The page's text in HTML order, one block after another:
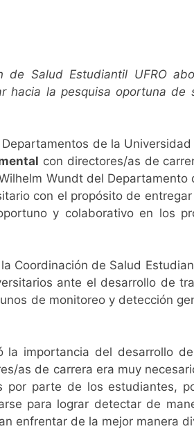
Salud Estudiantil UFRO
la pesquisa oportuna de
de la
con directores/as de
Wundt del
con el propósito de
y colaborativo en los
Coordinación de Salud
ante el desarrollo de
de monitoreo y detección
importancia del desarrollo
as de carrera era muy
por parte de los estudiantes,
para lograr detectar de
enfrentar de la mejor manera